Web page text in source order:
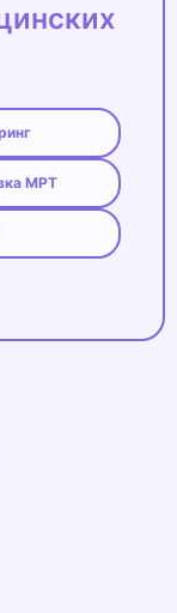
МРТ